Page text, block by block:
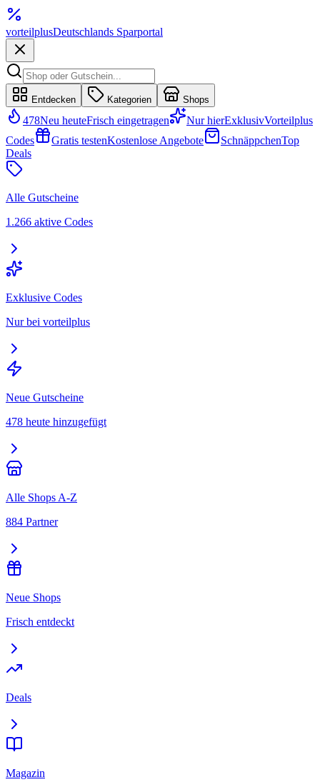
vorteilplusDeutschlands Sparportal
Entdecken Kategorien Shops
478Neu heuteFrisch eingetragen Nur hierExklusivVorteilplus
Codes
Gratis testenKostenlose Angebote SchnäppchenTop
Deals
Alle Gutscheine
1.266 aktive Codes
Exklusive Codes
Nur bei vorteilplus
Neue Gutscheine
478 heute hinzugefügt
Alle Shops A-Z
884 Partner
Neue Shops
Frisch entdeckt
Deals
Magazin